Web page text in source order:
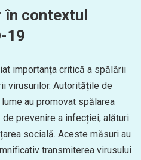
în contextul
19
importanța critică a spălării
virusurilor. Autoritățile de
au promovat spălarea
prevenire a infecției, alături
socială. Aceste măsuri au
transmiterea virusului